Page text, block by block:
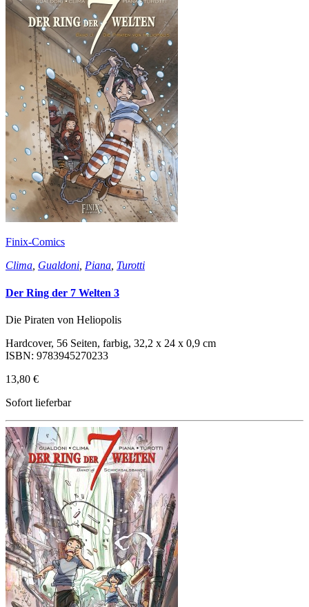
Finix-Comics
Clima Gualdoni Piana Turotti
Der Ring der 7 Welten 3
Die Piraten von Heliopolis
Hardcover, 56 Seiten, farbig, 32,2 x 24 x 0,9 cm
ISBN: 9783945270233
13,80 €
Sofort lieferbar